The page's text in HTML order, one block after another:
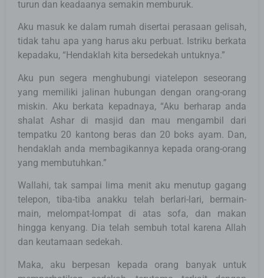
turun dan keadaanya semakin memburuk.
Aku masuk ke dalam rumah disertai perasaan gelisah,
tidak tahu apa yang harus aku perbuat. Istriku berkata
kepadaku, “Hendaklah kita bersedekah untuknya.”
Aku pun segera menghubungi viatelepon seseorang
yang memiliki jalinan hubungan dengan orang-orang
miskin. Aku berkata kepadnaya, “Aku berharap anda
shalat Ashar di masjid dan mau mengambil dari
tempatku 20 kantong beras dan 20 boks ayam. Dan,
hendaklah anda membagikannya kepada orang-orang
yang membutuhkan.”
Wallahi, tak sampai lima menit aku menutup gagang
telepon, tiba-tiba anakku telah berlari-lari, bermain-
main, melompat-lompat di atas sofa, dan makan
hingga kenyang. Dia telah sembuh total karena Allah
dan keutamaan sedekah.
Maka, aku berpesan kepada orang banyak untuk